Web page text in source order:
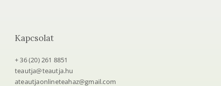
Kapcsolat
+ 36 (20) 261 8851
teautja@teautja.hu
ateautjaonlineteahaz@gmail.com